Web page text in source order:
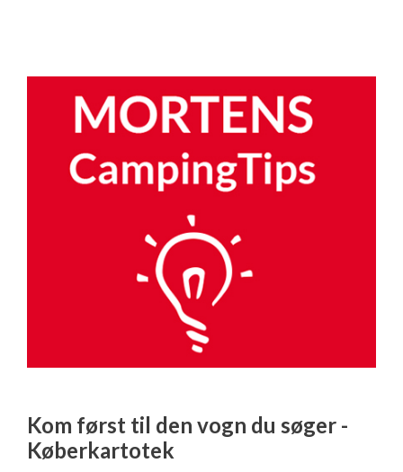
Kom først til den vogn du søger -
Køberkartotek